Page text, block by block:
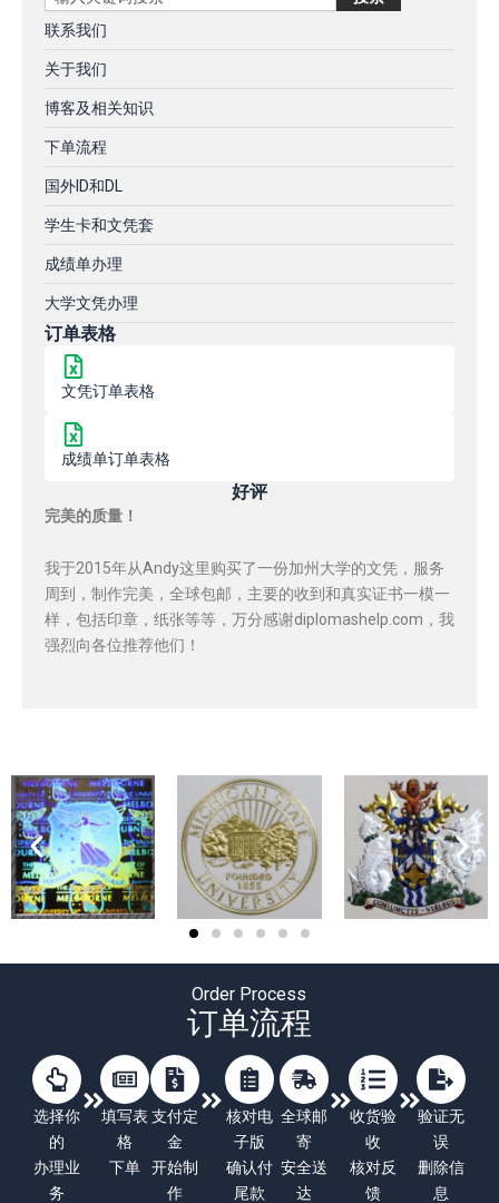
联系我们
关于我们
博客及相关知识
下单流程
国外ID和DL
学生卡和文凭套
成绩单办理
大学文凭办理
订单表格
文凭订单表格
成绩单订单表格
好评
完美的质量！
我于2015年从Andy这里购买了一份加州大学的文凭，服务
周到，制作完美，全球包邮，主要的收到和真实证书一模一
样，包括印章，纸张等等，万分感谢diplomashelp.com，我
强烈向各位推荐他们！
Order Process
订单流程
选择你
的
办理业
务
填写表
格
下单
支付定
金
开始制
作
核对电
子版
确认付
尾款
全球邮
寄
安全送
达
收货验
收
核对反
馈
验证无
误
删除信
息